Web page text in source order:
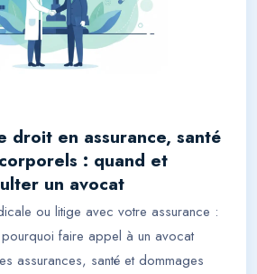
droit en assurance, santé
: quand et
un avocat
ou litige avec votre assurance :
faire appel à un avocat
assurances, santé et dommages